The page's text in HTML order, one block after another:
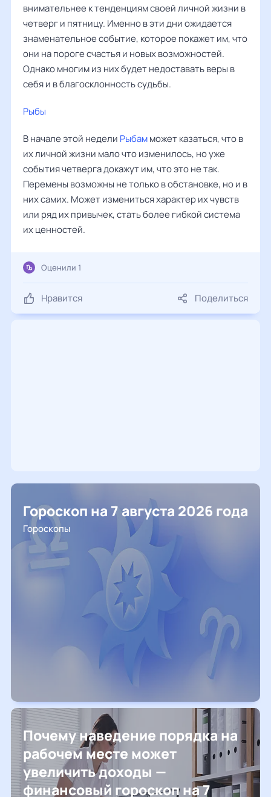
внимательнее к тенденциям своей личной жизни в
четверг и пятницу. Именно в эти дни ожидается
знаменательное событие, которое покажет им, что
они на пороге счастья и новых возможностей.
Однако многим из них будет недоставать веры в
себя и в благосклонность судьбы.
Рыбы
В начале этой недели Рыбамможет казаться, что в
их личной жизни мало что изменилось, но уже
события четверга докажут им, что это не так.
Перемены возможны не только в обстановке, но и в
них самих. Может измениться характер их чувств
или ряд их привычек, стать более гибкой система
их ценностей.
Нравится Поделиться
Оценили 1
Гороскоп на 7 августа 2026 года
Гороскопы
Почему наведение порядка на
рабочем месте может
увеличить доходы —
финансовый гороскоп на 7